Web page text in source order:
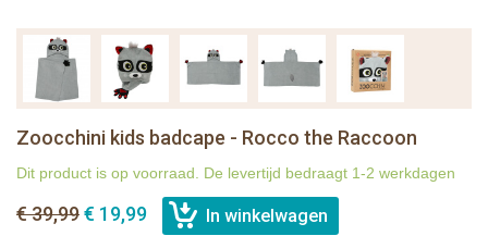
Zoocchini kids badcape - Rocco the Raccoon
Dit product is op voorraad. De levertijd bedraagt 1-2 werkdagen
€ 39,99€ 19,99